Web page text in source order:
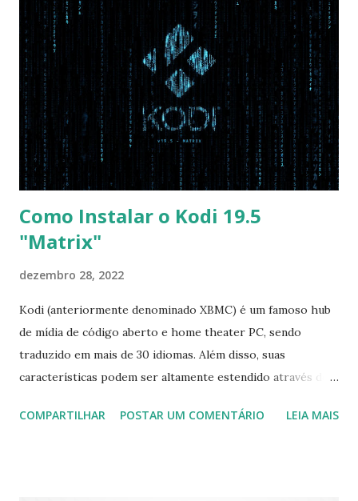
Disabled USB S3 Wake-up -> Enabled Boot: Secure Boot ->
Disabled OS Mode Selection -> UEFI and CSM OS (Essa
opção garante boot com Win e Linux) Boot > Boot Priority
Order USB HDD: SATA CD: SATA HDD: Essa ordem de boot
vai garantir que ele tente primeiro o boot pela USB, depois
pelo CD e por último no HD. Apenas as opções acima são
as necessá...
Como Instalar o Kodi 19.5
"Matrix"
dezembro 28, 2022
Kodi (anteriormente denominado XBMC) é um famoso hub
de mídia de código aberto e home theater PC, sendo
traduzido em mais de 30 idiomas. Além disso, suas
características podem ser altamente estendido através de
(personal video recorder). A versão final do Kodi 19.5
COMPARTILHAR POSTAR UM COMENTÁRIO LEIA MAIS